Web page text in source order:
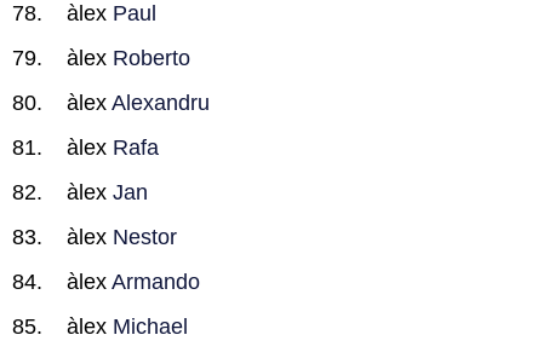
àlex Paul
àlex Roberto
àlex Alexandru
àlex Rafa
àlex Jan
àlex Nestor
àlex Armando
àlex Michael